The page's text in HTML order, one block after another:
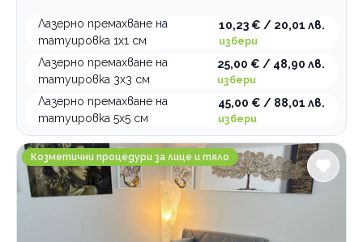
Лазерно премахване на
татуировка 1х1 см
10,23 € / 20,01 лв.
избери
Лазерно премахване на
татуировка 3х3 см
25,00 € / 48,90 лв.
избери
Лазерно премахване на
татуировка 5х5 см
45,00 € / 88,01 лв.
избери
Студио за естествена красота Casablanca
Козметични процедури за лице и тяло